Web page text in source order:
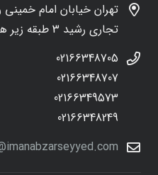
تهران خیابان امام خمینی
تجاری رشید 3 طبقه زیر همکف پلاک 12
02166348705
02166348707
02166349573
02166348249